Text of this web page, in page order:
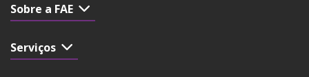
Sobre a FAE
Serviços